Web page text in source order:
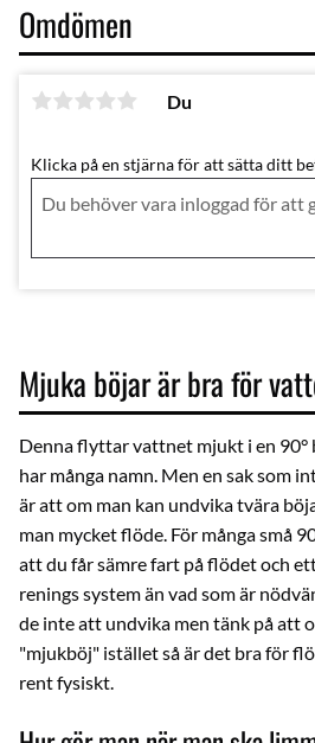
Mjuka böjar är bra för
Denna flyttar vattnet mjukt i en 90°
har många namn. Men en sak som
är att om man kan undvika tvära
man mycket flöde. För många små
att du får sämre fart på flödet och
renings system än vad som är
de inte att undvika men tänk på att
"mjukböj" istället så är det bra för
rent fysiskt.
Omdömen
Du
Klicka på en stjärna för att sätta ditt